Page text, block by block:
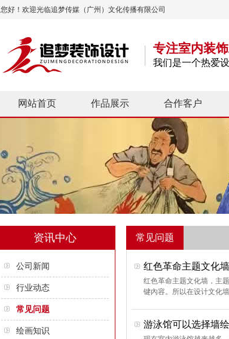
您好！欢迎光临追梦传媒（广州）文化传播有限公司
专注室内装
我们是一个热爱
网站首页 作品展示 合作客户
资讯中心
公司新闻
行业动态
常见问题
绘画知识
常见问题
红色革命主题文化
红色革命主题文化墙，主
键內容。所以在设计文化
游泳馆可以选择墙